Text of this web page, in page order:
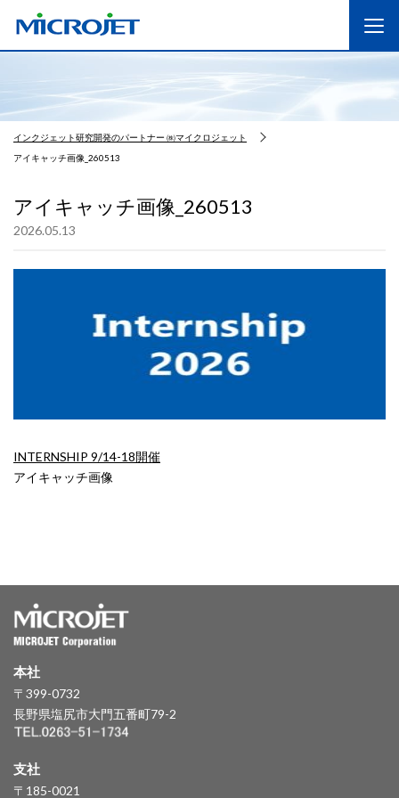
インクジェット研究開発のパートナー ㈱マイクロジェット
アイキャッチ画像_260513
アイキャッチ画像_260513
2026.05.13
INTERNSHIP 9/14-18開催
アイキャッチ画像
本社
〒399-0732
長野県塩尻市大門五番町79-2
支社
〒185-0021